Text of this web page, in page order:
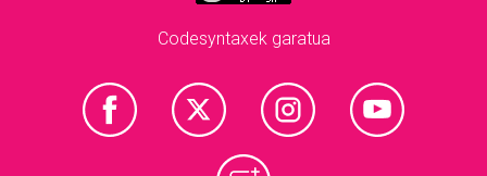
Codesyntaxek garatua